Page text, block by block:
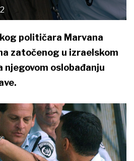
političara Marvana
zatočenog u izraelskom
njegovom oslobađanju